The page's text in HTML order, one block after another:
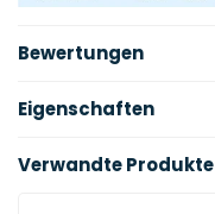
Bewertungen
Eigenschaften
Verwandte Produkte